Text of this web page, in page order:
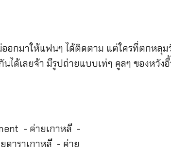
ออกมาให้แฟนๆ ได้ติดตาม แต่ใครที่ตกหลุ
ได้เลยจ้า มีรูปถ่ายแบบเท่ๆ คูลๆ ของหวังอี้